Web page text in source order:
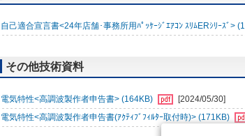
自己適合宣言書<24年店舗･事務所用ﾊﾟｯｹｰｼﾞｴｱｺﾝ ｽﾘﾑERｼﾘｰｽﾞ>
その他技術資料
電気特性<高調波製作者申告書> (164KB)
[2024/05/30]
電気特性<高調波製作者申告書(ｱｸﾃｨﾌﾞﾌｨﾙﾀｰ取付時)> (171KB)